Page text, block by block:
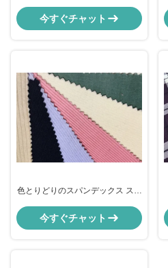
今すぐチャット
色とりどりのスパンデックス スト
8w 9w 11w
今すぐチャット